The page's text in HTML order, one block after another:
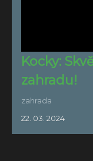
Kocky:
zahradu!
zahrada
22. 03. 2024